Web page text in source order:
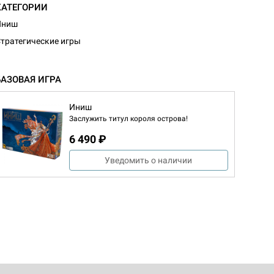
игры
ИГРА
Иниш
Заслужить титул короля острова!
6 490 ₽
Уведомить о наличии